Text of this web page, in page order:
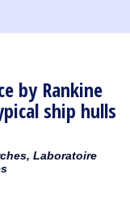
by Rankine
ship hulls
Laboratoire